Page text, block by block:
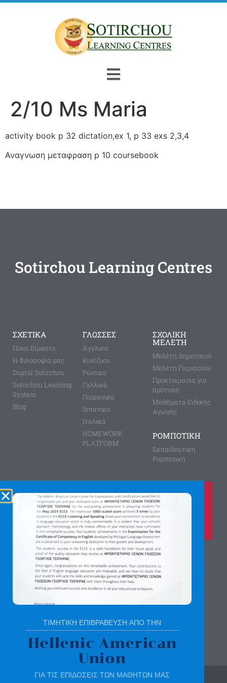
2/10 Ms Maria
activity book p 32 dictation,ex 1, p 33 exs 2,3,4
Αναγνωση μεταφραση p 10 coursebook
Sotirchou Learning Centres
ΣΧΕΤΙΚΑ
Ποιοι Είμαστε
Η Φιλοσοφία μας
Digital Sotirchou
Sotirchou Learning
System
Blog
ΓΛΩΣΣΕΣ
Aγγλικά
Κινέζικα
Ρώσικα
Γαλλικά
Γερμανικά
Ισπανικά
Ιταλικά
HOMEWORK
PLATFORM
ΣΧΟΛΙΚΗ
ΜΕΛΕΤΗ
Μελέτη Δημοτικού
Μελέτη Γυμνασίου
Προετοιμασία για
πρότυπα
Μαθήματα Ειδικής
Αγωγής
ΡΟΜΠΟΤΙΚΗ
Εκπαιδευτική
Ρομποτική
Καλέστε μας τώρα στο
210 8028149
για περισσότερες πληροφορίες
Αγίας Παρασκευής 8, Άνω Πεύκη
Αργύρη Γεωργίου 2, Λυκόβρυση
Πατήστε εδώ για χάρτη
© All rights reserved | sotirchou.gr
ΤΙΜΗΤΙΚΗ ΕΠΙΒΡΑΒΕΥΣΗ ΑΠΟ ΤΗΝ
Hellenic American
Union
ΓΙΑ ΤΙΣ ΕΠΙΔΟΣΕΙΣ ΤΩΝ ΜΑΘΗΤΩΝ ΜΑΣ